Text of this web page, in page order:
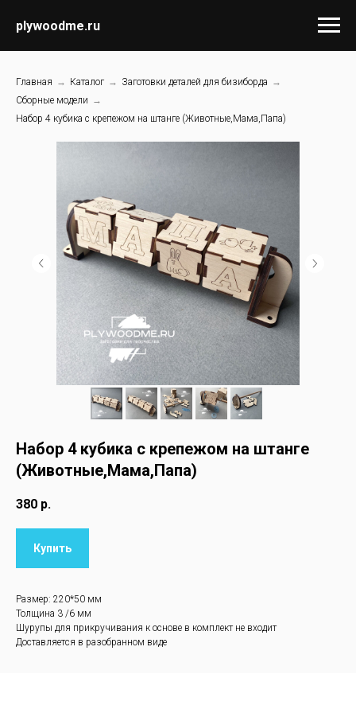
plywoodme.ru
Главная → Каталог → Заготовки деталей для бизиборда →
Сборные модели →
Набор 4 кубика с крепежом на штанге (Животные,Мама,Папа)
Набор 4 кубика с крепежом на штанге
(Животные,Мама,Папа)
380 р.
Купить
Размер: 220*50 мм
Толщина 3 /6 мм
Шурупы для прикручивания к основе в комплект не входит
Доставляется в разобранном виде